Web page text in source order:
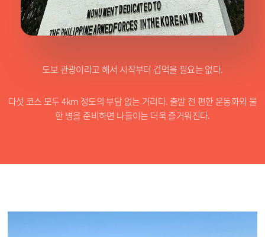
도보 관광이라고 해서 시작부터 겁먹을 필요는 없다.
다섯 코스 모두 4km 정도의 부담 없는 거리다. 출발 전 편한 운동화와 물
한 병을 준비하면 나들이는 더욱 즐거워진다.